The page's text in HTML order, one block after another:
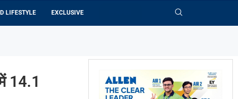
LIFESTYLE EXCLUSIVE
14.1